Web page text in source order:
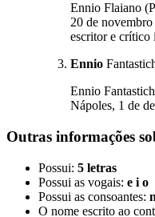
Ennio Flaiano
20 de
escritor e crítico
Ennio
Ennio
Nápoles, 1 de
Outras informações
Possui: 5 letras
Possui as vogais: e i o
Possui as consoantes: n
O nome escrito ao